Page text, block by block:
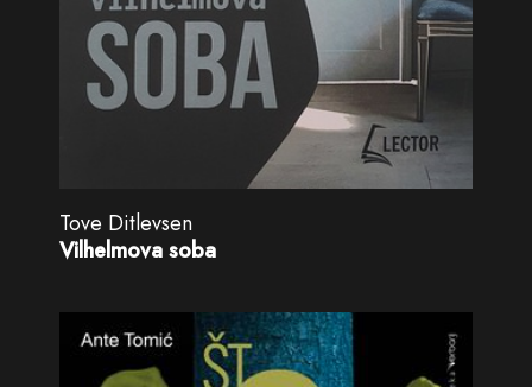
Tove Ditlevsen
Vilhelmova soba